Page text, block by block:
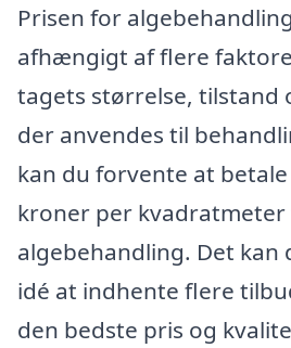
Prisen for
afhængigt af flere
tagets størrelse, tilstand
der anvendes til
kan du forvente at
kroner per
algebehandling. Det
idé at indhente flere
den bedste pris og